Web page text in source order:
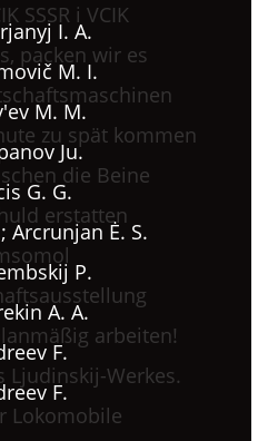
SSSR i VCIK
I. A.
packen wir es
M. I.
M. M.
zu spät kommen
Ju.
die Beine
G. G.
erstatten
Arcrunjan Ė. S.
P.
A. A.
arbeiten!
F.
Ljudinskij-Werkes.
F.
Lokomobile